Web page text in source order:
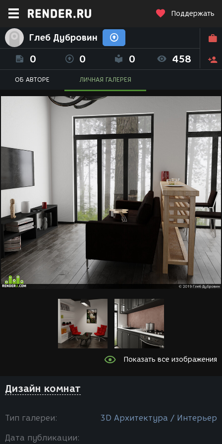
Поддержать
Глеб Дубровин
0 0 0 458
ОБ АВТОРЕ ЛИЧНАЯ ГАЛЕРЕЯ
Показать все изображения
Дизайн комнат
Тип галереи: 3D Архитектура / Интерьер
Дата публикации: